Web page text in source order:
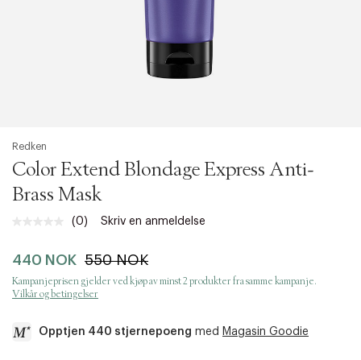
Redken
Color Extend Blondage Express Anti-
Brass Mask
Ingen
Samme
sidelenke.
(0) Skriv en anmeldelse
440 NOK 550 NOK
Kampanjeprisen gjelder ved kjøp av minst 2 produkter fra samme kampanje.
Vilkår og betingelser
Opptjen 440 stjernepoeng med Magasin Goodie